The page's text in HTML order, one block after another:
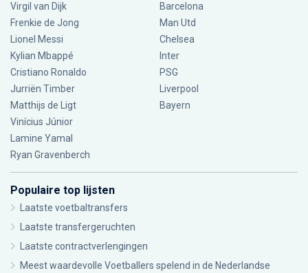
Virgil van Dijk
Frenkie de Jong
Lionel Messi
Kylian Mbappé
Cristiano Ronaldo
Jurriën Timber
Matthijs de Ligt
Vinícius Júnior
Lamine Yamal
Ryan Gravenberch
Barcelona
Man Utd
Chelsea
Inter
PSG
Liverpool
Bayern
Populaire top lijsten
Laatste voetbaltransfers
Laatste transfergeruchten
Laatste contractverlengingen
Meest waardevolle Voetballers spelend in de Nederlandse